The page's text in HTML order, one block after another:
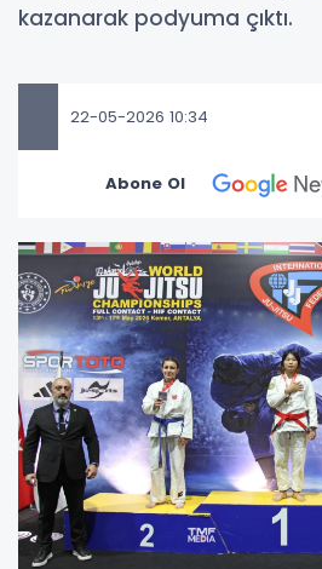
kazanarak podyuma çıktı.
22-05-2026 10:34
Abone Ol